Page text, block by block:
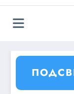
запуск